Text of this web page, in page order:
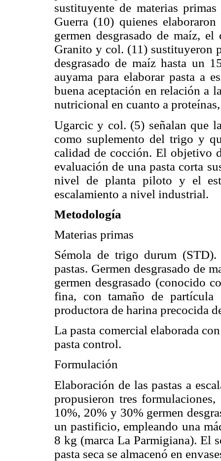
sustituyente de materias
Guerra (10) quienes
germen desgrasado de maíz,
Granito y col. (11) sustituyeron
desgrasado de maíz hasta un
auyama para elaborar pasta a
buena aceptación en relación a
nutricional en cuanto a
Ugarcic y col. (5) señalan que
como suplemento del trigo y
calidad de cocción. El objetivo
evaluación de una pasta corta
nivel de planta piloto y el
escalamiento a nivel industrial.
Metodología
Materias primas
Sémola de trigo durum
pastas. Germen desgrasado de
germen desgrasado (conocido
fina, con tamaño de partícula
productora de harina precocida
La pasta comercial elaborada
pasta control.
Formulación
Elaboración de las pastas a
propusieron tres
10%, 20% y 30% germen
un pastificio, empleando una
8 kg (marca La Parmigiana). El
pasta seca se almacenó en